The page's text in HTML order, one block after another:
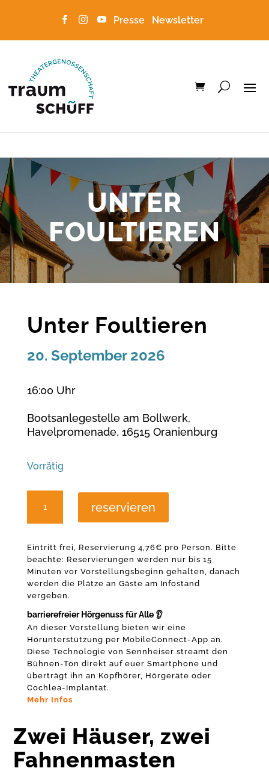
   Presse Newsletter
UNTER
FOULTIEREN
Unter Foultieren
20. September 2026
16:00 Uhr
Bootsanlegestelle am Bollwerk,
Havelpromenade, 16515 Oranienburg
Vorrätig
Foultieren
reservieren
Eintritt frei, Reservierung 4,76€ pro Person. Bitte
beachte: Reservierungen werden nur bis 15
Minuten vor Vorstellungsbeginn gehalten, danach
werden die Plätze an Gäste am Infostand
vergeben.
barrierefreier Hörgenuss für Alle 👂
An dieser Vorstellung bieten wir eine
Hörunterstützung per MobileConnect-App an.
Diese Technologie von Sennheiser streamt den
Bühnen-Ton direkt auf euer Smartphone und
überträgt ihn an Kopfhörer, Hörgeräte oder
Cochlea-Implantat.
Mehr Infos
Zwei Häuser, zwei
Fahnenmasten